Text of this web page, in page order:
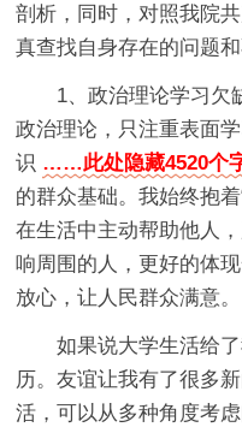
剖析，同时，对照我院
真查找自身存在的问题
1、政治理论学习欠
政治理论，只注重表面
识 ……此处隐藏4520
的群众基础。我始终抱
在生活中主动帮助他人
响周围的人，更好的体
放心，让人民群众满意。
如果说大学生活给
历。友谊让我有了很多
活，可以从多种角度考